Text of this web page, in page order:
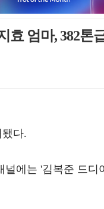
효 엄마, 382
다.
널에는 '김복준 드